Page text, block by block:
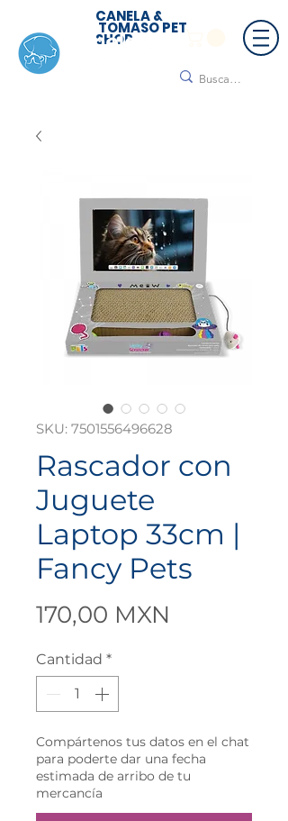
CANELA &
TOMASO PET
SHOP
SKU: 7501556496628
Rascador con
Juguete
Laptop 33cm |
Fancy Pets
170,00 MXN
Cantidad *
Compártenos tus datos en el chat
para poderte dar una fecha
estimada de arribo de tu
mercancía